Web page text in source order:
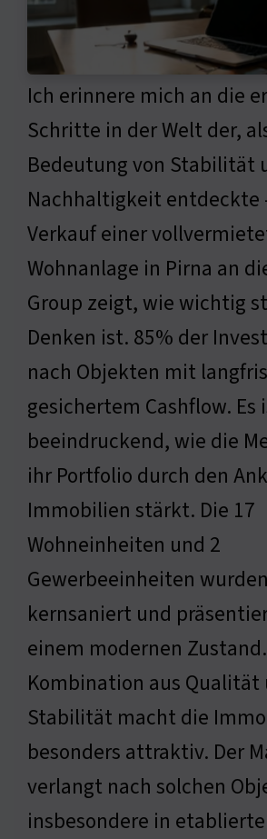
Ich erinnere mich an die
Schritte in der Welt der,
Bedeutung von Stabilität
Nachhaltigkeit entdeckte
Verkauf einer
Wohnanlage in Pirna an
Group zeigt, wie wichtig
Denken ist. 85% der
nach Objekten mit
gesichertem Cashflow. Es
beeindruckend, wie die
ihr Portfolio durch den
Immobilien stärkt. Die 17
Wohneinheiten und 2
Gewerbeeinheiten
kernsaniert und
einem modernen
Kombination aus Qualität
Stabilität macht die
besonders attraktiv. Der
verlangt nach solchen
insbesondere in